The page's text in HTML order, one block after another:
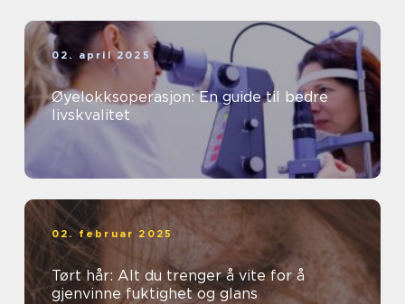
02. april 2025
Øyelokksoperasjon: En guide til bedre
livskvalitet
02. februar 2025
Tørt hår: Alt du trenger å vite for å
gjenvinne fuktighet og glans